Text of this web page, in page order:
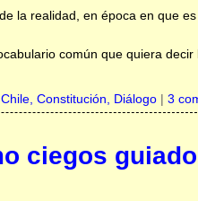
la realidad, en época en que
común que quiera
Chile, Constitución, Diálogo| 3
ciegos